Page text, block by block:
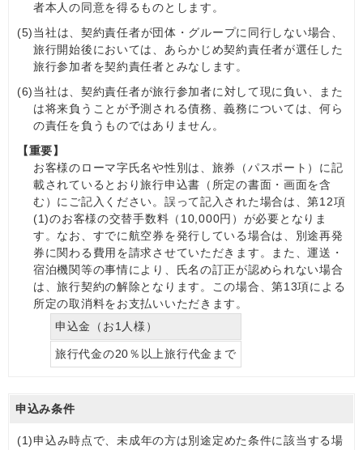
者本人の同意を得るものとします。
(5)当社は、契約責任者が団体・グループに同行しない場合、
旅行開始後においては、あらかじめ契約責任者が選任した
旅行参加者を契約責任者とみなします。
(6)当社は、契約責任者が旅行参加者に対して現に負い、また
は将来負うことが予測される債務、義務については、何ら
の責任を負うものではありません。
【重要】
お客様のローマ字氏名や性別は、旅券（パスポート）に記
載されているとおり旅行申込書（所定の書面・画面を含
む）にご記入ください。誤って記入された場合は、第12項
(1)のお客様の交替手数料（10,000円）が必要となりま
す。なお、すでに航空券を発行している場合は、別途再発
券に関わる費用を請求させていただきます。また、運送・
宿泊機関等の事情により、氏名の訂正が認められない場合
は、旅行契約の解除となります。この場合、第13項による
所定の取消料をお支払いいただきます。
申込金（お1人様）
旅行代金の20％以上旅行代金まで
申込み条件
(1)申込み時点で、未成年の方は別途定めた条件に該当する場